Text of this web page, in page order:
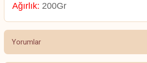
Ağırlık: 200Gr
Yorumlar